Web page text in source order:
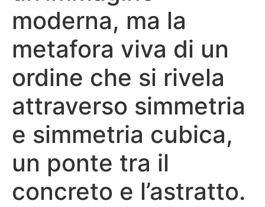
moderna, ma la
metafora viva di un
ordine che si rivela
attraverso simmetria
e simmetria cubica,
un ponte tra il
concreto e l’astratto.